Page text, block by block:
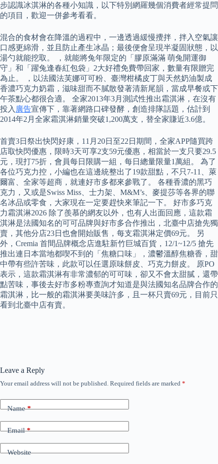
步認識冰淇淋的各種小知識，以下特別網羅幾個消費者經常提問
的項目，歡迎一併參考看看。
混合的食材會在降溫的過程中，一邊透過緩慢攪拌，拌入空氣讓
口感更綿滑，並且防止產生冰晶；最後便會呈現半凝固狀態，以
湯勺就能挖取。 ，就能將兔年限定的「膠原滿滿 萌兔開運御
守」和「躍兔逢春紅包袋」2大好禮免費帶回家，數量有限贈完
為止。 ，以法國法芙娜可可粉、臺灣柑橘皮丁與天然奶油製成
香濃巧克力奶霜，滋味甜而不膩散發著清新尾韻，當成早餐或下
午茶點心都很合適。 全家2013年3月測試性推出霜淇淋，在沒有
投入 廣告宣傳下，靠著網路口碑發酵，創造排隊話題，估計到
2014年2月全家霜淇淋銷量突破1,200萬支，替全家賺近3.6億。
首賣3日祭出快閃好康，11月20日至22日期間，全家APP隨買跨
店取快閃優惠，限時3天可享2支59元優惠，相當於一支只要29.5
元，現打75折，會員每日限購一組，每日總量限量1萬組。 為了
各位巧克力控，小編也在這邊統整出了19款甜點，不只7-11、萊
爾富、全家等超商，就連好市多都來參戰了。 各種香濃的黑巧
克力，又或是Swiss Miss、士力架、M&M’s、麥提莎等各界的聯
名冰品或零食，大家現在一定要趕快來筆記一下。 好市多巧克
力霜淇淋2026 除了羨慕的網友以外，也有人出面回應，這款霜
淇淋是法國知名的可可品牌與好市多合作推出，北臺中店搶先獨
賣，其他分店23日也會開始販售，每支霜淇淋定價69元。 另
外，Cremia 首間品牌概念店進駐新竹巨城百貨，12/1~12/5 搶先
推出連日本當地都喫不到的「焦糖口味」，濃鬱溫醇焦糖香，甜
中帶有些許苦味，此款可以任選原味餅皮、巧克力餅皮。 原PO
表示，這款霜淇淋有非常濃郁的可可味，卻又不會太甜膩，還帶
點苦味，事後去好市多粉專查詢才知道是與法國知名品牌合作的
霜淇淋，比一般的霜淇淋要美味許多，且一杯只賣69元，目前只
看到北臺中店有賣。
Leave a Reply
Your email address will not be published. Required fields are marked *
Name*
Email*
Website